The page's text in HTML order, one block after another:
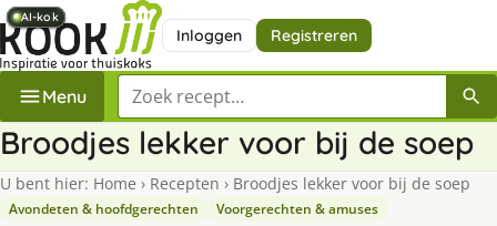
Inloggen Registreren
Menu Zoek een recept
Broodjes lekker voor bij de soep
U bent hier: Home › Recepten › Broodjes lekker voor bij de soep
Avondeten & hoofdgerechten Voorgerechten & amuses
AI-kok
AI-kok
AI-kok
AI-kok
AI-kok